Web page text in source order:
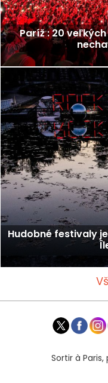
Paríž : 20
Hudobné festivaly
Sortir à